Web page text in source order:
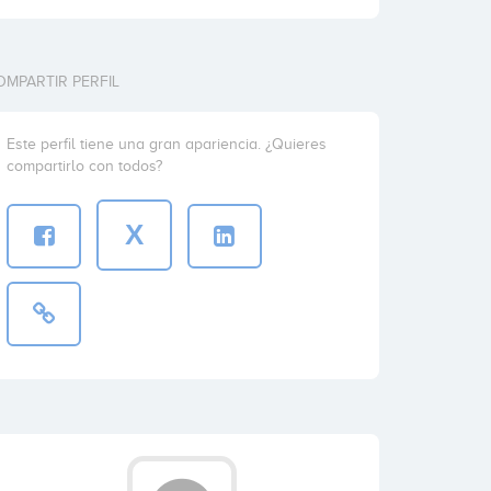
PERFIL
Este perfil tiene una gran apariencia. ¿Quieres
compartirlo con todos?
X